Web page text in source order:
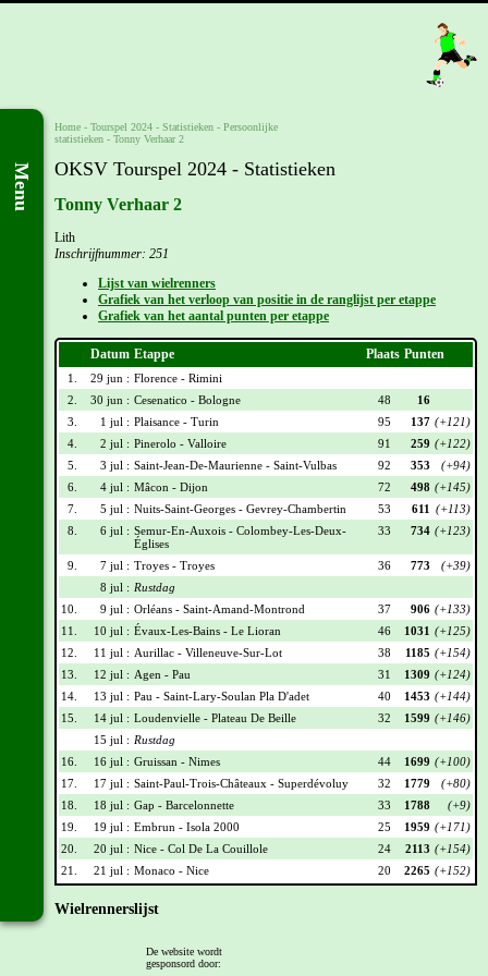
Menu
Home - Tourspel 2024 - Statistieken - Persoonlijke
statistieken - Tonny Verhaar 2
OKSV Tourspel 2024 - Statistieken
Tonny Verhaar 2
Lith
Inschrijfnummer: 251
Lijst van wielrenners
Grafiek van het verloop van positie in de ranglijst per etappe
Grafiek van het aantal punten per etappe
Datum Etappe Plaats Punten
1. 29 jun : Florence - Rimini
2.
30 jun : Cesenatico - Bologne 48
16
3.
1 jul : Plaisance - Turin 95 137 (+121)
4.
2 jul : Pinerolo - Valloire 91 259 (+122)
5.
3 jul : Saint-Jean-De-Maurienne - Saint-Vulbas 92 353
(+94)
6.
4 jul : Mâcon - Dijon 72 498 (+145)
7.
5 jul : Nuits-Saint-Georges - Gevrey-Chambertin 53 611 (+113)
8.
6 jul : Semur-En-Auxois - Colombey-Les-Deux-
Églises
33 734 (+123)
9. 7 jul : Troyes - Troyes 36 773
(+39)
8 jul : Rustdag
10.
9 jul : Orléans - Saint-Amand-Montrond 37 906 (+133)
11.
10 jul : Évaux-Les-Bains - Le Lioran 46 1031 (+125)
12.
11 jul : Aurillac - Villeneuve-Sur-Lot 38 1185 (+154)
13.
12 jul : Agen - Pau 31 1309 (+124)
14.
13 jul : Pau - Saint-Lary-Soulan Pla D'adet 40 1453 (+144)
15.
14 jul : Loudenvielle - Plateau De Beille 32 1599 (+146)
15 jul : Rustdag
16.
16 jul : Gruissan - Nimes 44 1699 (+100)
17.
17 jul : Saint-Paul-Trois-Châteaux - Superdévoluy 32 1779
(+80)
18.
18 jul : Gap - Barcelonnette 33 1788
(+9)
19.
19 jul : Embrun - Isola 2000 25 1959 (+171)
20.
20 jul : Nice - Col De La Couillole 24 2113 (+154)
21.
21 jul : Monaco - Nice 20 2265 (+152)
Wielrennerslijst
Jonas Vingegaard
De website wordt
gesponsord door: